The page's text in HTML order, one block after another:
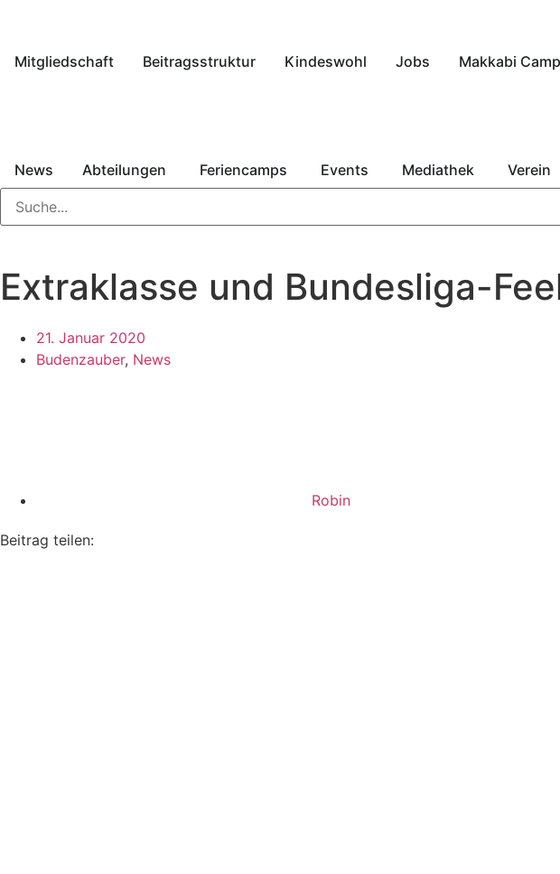
Mitgliedschaft Beitragsstruktur Kindeswohl Jobs Makkabi
News Abteilungen Feriencamps Events Mediathek Verein
Extraklasse und Bundesliga-
21. Januar 2020
Budenzauber, News
Robin
Beitrag teilen: